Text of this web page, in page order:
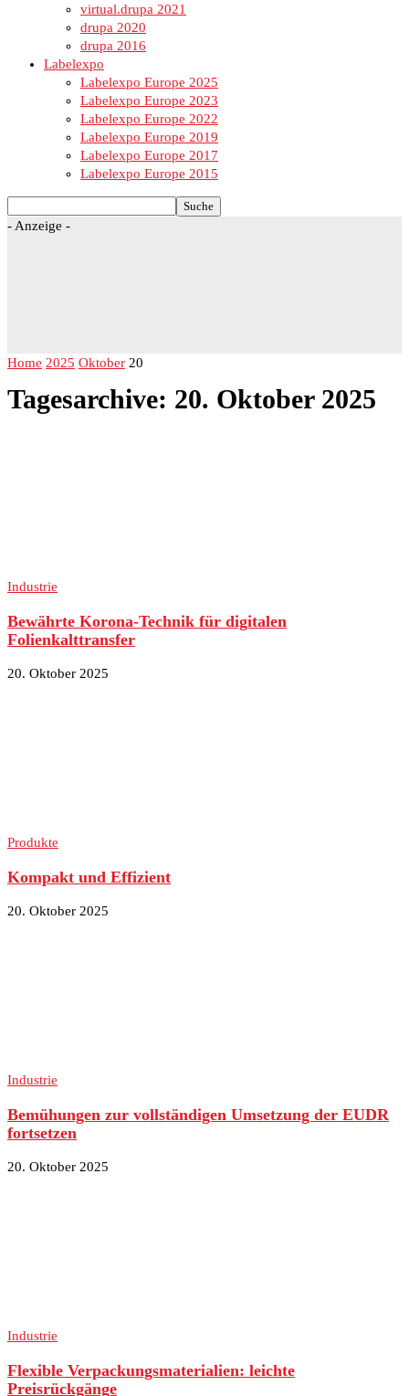
virtual.drupa 2021
drupa 2020
drupa 2016
Labelexpo
Labelexpo Europe 2025
Labelexpo Europe 2023
Labelexpo Europe 2022
Labelexpo Europe 2019
Labelexpo Europe 2017
Labelexpo Europe 2015
- Anzeige -
Home 2025 Oktober 20
Tagesarchive: 20. Oktober 2025
Industrie
Bewährte Korona-Technik für digitalen
Folienkalttransfer
20. Oktober 2025
Produkte
Kompakt und Effizient
20. Oktober 2025
Industrie
Bemühungen zur vollständigen Umsetzung der EUDR
fortsetzen
20. Oktober 2025
Industrie
Flexible Verpackungsmaterialien: leichte
Preisrückgänge